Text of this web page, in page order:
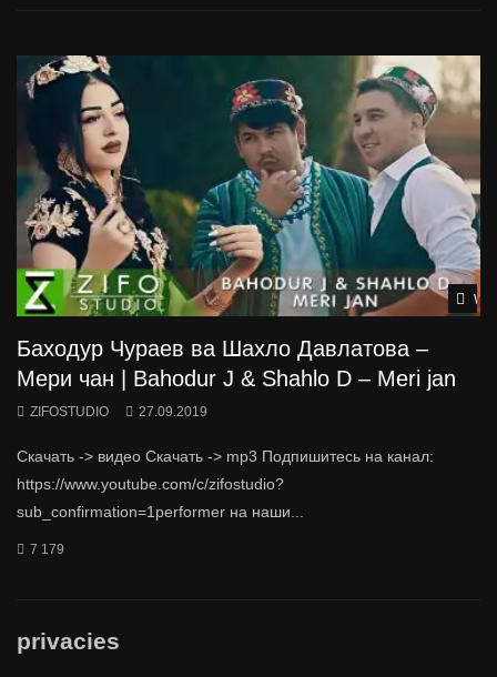
Баходур Чураев ва Шахло Давлатова –
Мери чан | Bahodur J & Shahlo D – Meri jan
ZIFOSTUDIO 27.09.2019
Скачать -> видео Скачать -> mp3 Подпишитесь на канал:
https://www.youtube.com/c/zifostudio?
sub_confirmation=1performer на наши...
7 179
privacies